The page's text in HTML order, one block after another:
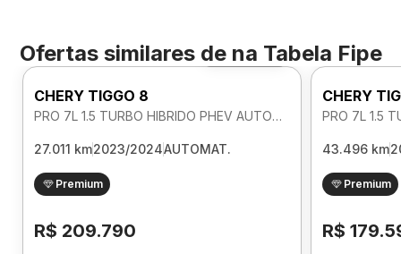
Ofertas similares de na Tabela Fipe
Foto 360º
CHERY TIGGO 8
PRO 7L 1.5 TURBO HIBRIDO PHEV AUTOMATICO
27.011 km2023/2024AUTOMAT.
Premium
R$ 209.790
CHERY
43.496 km
Premium
R$